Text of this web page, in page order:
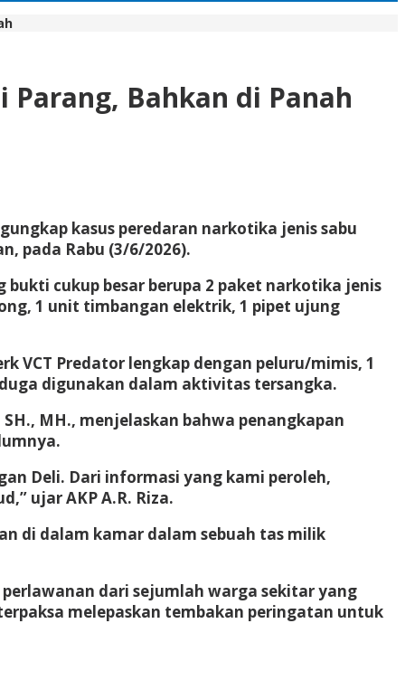
Bahkan di Panah
kasus peredaran narkotika jenis sabu
pada Rabu (3/6/2026).
cukup besar berupa 2 paket narkotika jenis
1 unit timbangan elektrik, 1 pipet ujung
VCT Predator lengkap dengan peluru/mimis, 1
digunakan dalam aktivitas tersangka.
MH., menjelaskan bahwa penangkapan
Deli. Dari informasi yang kami peroleh,
ujar AKP A.R. Riza.
di dalam kamar dalam sebuah tas milik
dari sejumlah warga sekitar yang
melepaskan tembakan peringatan untuk